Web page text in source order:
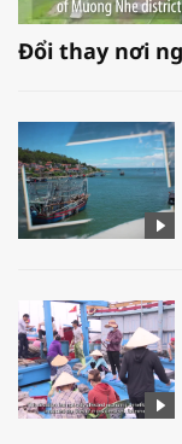
Đổi thay nơi